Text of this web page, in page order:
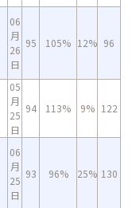
06
月
26
日
95 105% 12% 96
05
月
25
日
94 113% 9% 122
06
月
25
日
93 96% 25% 130